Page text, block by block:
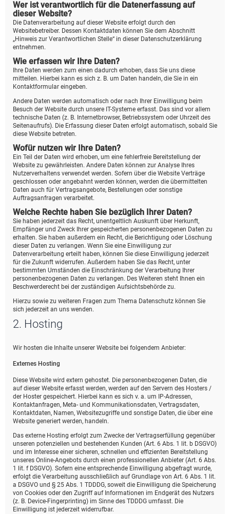
Wer ist verantwortlich für die Datenerfassung auf
dieser Website?
Die Datenverarbeitung auf dieser Website erfolgt durch den
Websitebetreiber. Dessen Kontaktdaten können Sie dem Abschnitt
„Hinweis zur Verantwortlichen Stelle“ in dieser Datenschutzerklärung
entnehmen.
Wie erfassen wir Ihre Daten?
Ihre Daten werden zum einen dadurch erhoben, dass Sie uns diese
mitteilen. Hierbei kann es sich z. B. um Daten handeln, die Sie in ein
Kontaktformular eingeben.
Andere Daten werden automatisch oder nach Ihrer Einwilligung beim
Besuch der Website durch unsere IT-Systeme erfasst. Das sind vor allem
technische Daten (z. B. Internetbrowser, Betriebssystem oder Uhrzeit des
Seitenaufrufs). Die Erfassung dieser Daten erfolgt automatisch, sobald Sie
diese Website betreten.
Wofür nutzen wir Ihre Daten?
Ein Teil der Daten wird erhoben, um eine fehlerfreie Bereitstellung der
Website zu gewährleisten. Andere Daten können zur Analyse Ihres
Nutzerverhaltens verwendet werden. Sofern über die Website Verträge
geschlossen oder angebahnt werden können, werden die übermittelten
Daten auch für Vertragsangebote, Bestellungen oder sonstige
Auftragsanfragen verarbeitet.
Welche Rechte haben Sie bezüglich Ihrer Daten?
Sie haben jederzeit das Recht, unentgeltlich Auskunft über Herkunft,
Empfänger und Zweck Ihrer gespeicherten personenbezogenen Daten zu
erhalten. Sie haben außerdem ein Recht, die Berichtigung oder Löschung
dieser Daten zu verlangen. Wenn Sie eine Einwilligung zur
Datenverarbeitung erteilt haben, können Sie diese Einwilligung jederzeit
für die Zukunft widerrufen. Außerdem haben Sie das Recht, unter
bestimmten Umständen die Einschränkung der Verarbeitung Ihrer
personenbezogenen Daten zu verlangen. Des Weiteren steht Ihnen ein
Beschwerderecht bei der zuständigen Aufsichtsbehörde zu.
Hierzu sowie zu weiteren Fragen zum Thema Datenschutz können Sie
sich jederzeit an uns wenden.
2. Hosting
Wir hosten die Inhalte unserer Website bei folgendem Anbieter:
Externes Hosting
Diese Website wird extern gehostet. Die personenbezogenen Daten, die
auf dieser Website erfasst werden, werden auf den Servern des Hosters /
der Hoster gespeichert. Hierbei kann es sich v. a. um IP-Adressen,
Kontaktanfragen, Meta- und Kommunikationsdaten, Vertragsdaten,
Kontaktdaten, Namen, Websitezugriffe und sonstige Daten, die über eine
Website generiert werden, handeln.
Das externe Hosting erfolgt zum Zwecke der Vertragserfüllung gegenüber
unseren potenziellen und bestehenden Kunden (Art. 6 Abs. 1 lit. b DSGVO)
und im Interesse einer sicheren, schnellen und effizienten Bereitstellung
unseres Online-Angebots durch einen professionellen Anbieter (Art. 6 Abs.
1 lit. f DSGVO). Sofern eine entsprechende Einwilligung abgefragt wurde,
erfolgt die Verarbeitung ausschließlich auf Grundlage von Art. 6 Abs. 1 lit.
a DSGVO und § 25 Abs. 1 TDDDG, soweit die Einwilligung die Speicherung
von Cookies oder den Zugriff auf Informationen im Endgerät des Nutzers
(z. B. Device-Fingerprinting) im Sinne des TDDDG umfasst. Die
Einwilligung ist jederzeit widerrufbar.